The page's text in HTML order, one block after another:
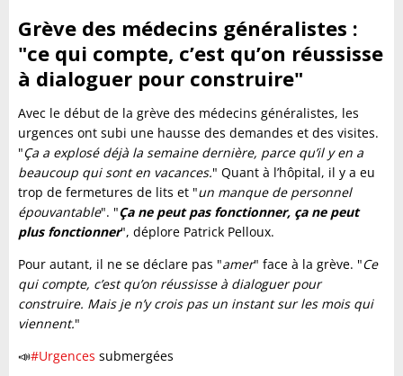
Grève des médecins généralistes :
"ce qui compte, c’est qu’on réussisse
à dialoguer pour construire"
Avec le début de la grève des médecins généralistes, les
urgences ont subi une hausse des demandes et des visites.
"Ça a explosé déjà la semaine dernière, parce qu’il y en a
beaucoup qui sont en vacances." Quant à l’hôpital, il y a eu
trop de fermetures de lits et "un manque de personnel
épouvantable". "Ça ne peut pas fonctionner, ça ne peut
plus fonctionner", déplore Patrick Pelloux.
Pour autant, il ne se déclare pas "amer" face à la grève. "Ce
qui compte, c’est qu’on réussisse à dialoguer pour
construire. Mais je n’y crois pas un instant sur les mois qui
viennent."
📣#Urgences submergées